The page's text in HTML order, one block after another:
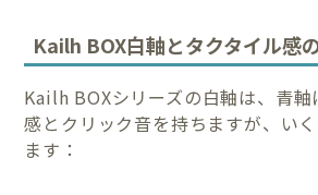
Kailh BOX白軸とタクタイル感
Kailh BOXシリーズの白軸は、青軸
感とクリック音を持ちますが、い
ます：